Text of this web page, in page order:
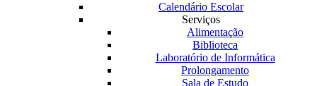
Calendário Escolar
Serviços
Alimentação
Biblioteca
Laboratório de Informática
Prolongamento
Sala de Estudo